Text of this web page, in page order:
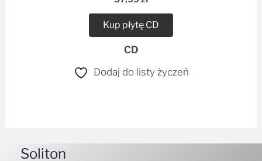
Kup płytę CD
CD
Dodaj do listy życzeń